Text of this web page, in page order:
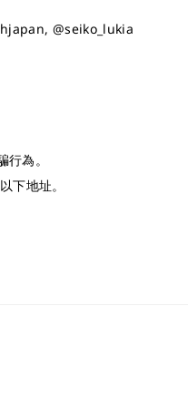
@seiko_lukia
為。
下地址。